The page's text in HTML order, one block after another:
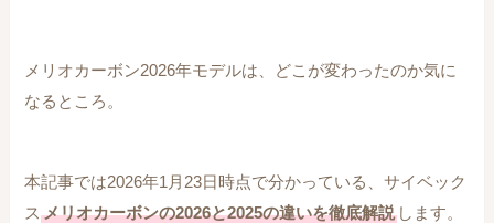
メリオカーボン2026年モデルは、どこが変わったのか気に
なるところ。
本記事では2026年1月23日時点で分かっている、サイベック
スメリオカーボンの2026と2025の違いを徹底解説 します。